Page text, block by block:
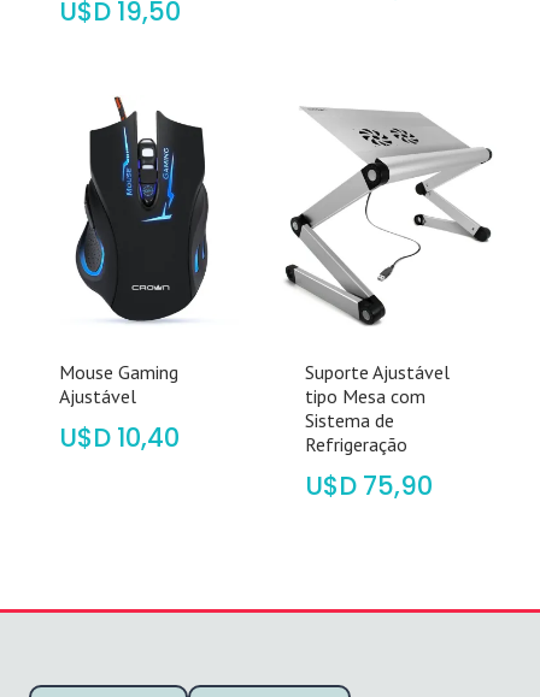
$ 19,50
Mouse Gaming
Ajustável
$ 10,40
Suporte Ajustável
tipo Mesa com
Sistema de
Refrigeração
$ 75,90